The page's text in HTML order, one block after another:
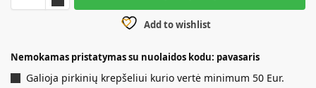
Add to wishlist
Nemokamas pristatymas su nuolaidos kodu: pavasaris
Galioja pirkinių krepšeliui kurio vertė minimum 50 Eur.